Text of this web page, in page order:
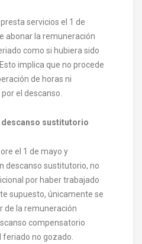
servicios el 1 de
abonar la remuneración
como si hubiera sido
implica que no procede
de horas ni
el descanso.
sustitutorio
el 1 de mayo y
descanso sustitutorio, no
por haber trabajado
supuesto, únicamente se
de la remuneración
compensatorio
no gozado.